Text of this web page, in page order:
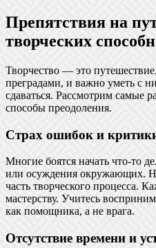
Препятствия на
творческих
Творчество — это
преградами, и важно уметь с
сдаваться. Рассмотрим самые
способы преодоления.
Страх ошибок и
Многие боятся начать что-то
или осуждения окружающих.
часть творческого процесса.
мастерству. Учитесь
как помощника, а не врага.
Отсутствие времени и